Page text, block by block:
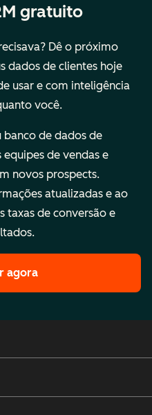
gratuito
Dê o próximo
dados de clientes hoje
usar e com inteligência
você.
banco de dados de
equipes de vendas e
novos prospects.
atualizadas e ao
taxas de conversão e
agora